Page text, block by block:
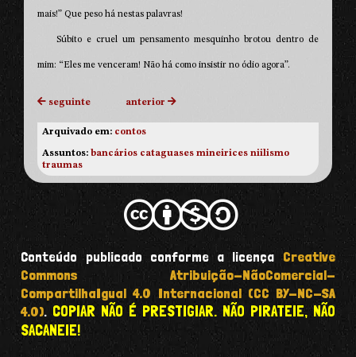
mais!” Que peso há nestas palavras!
Súbito e cruel um pensamento mesquinho brotou dentro de
mim: “Eles me venceram! Não há como insistir no ódio agora”.
seguinte anterior
Arquivado em: contos
Assuntos: bancários cataguases mineirices niilismo
traumas
Conteúdo publicado conforme a licençaCreative
Commons Atribuição-NãoComercial-
CompartilhaIgual 4.0 Internacional (CC BY-NC-SA
4.0). COPIAR NÃO É PRESTIGIAR. NÃO PIRATEIE, NÃO
SACANEIE!